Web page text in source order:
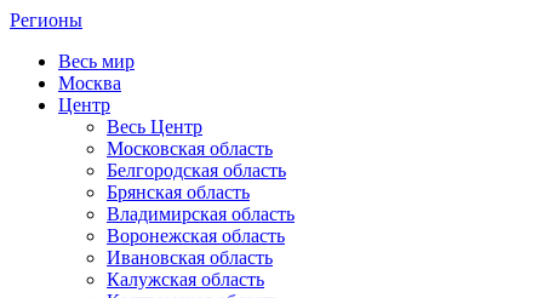
Регионы
Весь мир
Москва
Центр
Весь Центр
Московская область
Белгородская область
Брянская область
Владимирская область
Воронежская область
Ивановская область
Калужская область